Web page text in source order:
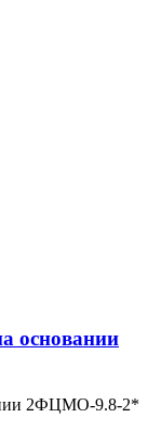
основании
2ФЦМО-9.8-2*